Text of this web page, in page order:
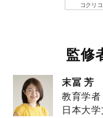
コクリコ
監修
末冨 芳
教育学
日本大